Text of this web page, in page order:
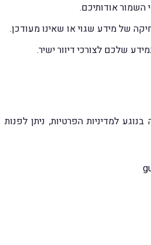
השמור אודותיכם.
של מידע שגוי או שאינו מעודכן.
שלכם לצורכי דיוור ישיר.
למדיניות הפרטיות, ניתן לפנות